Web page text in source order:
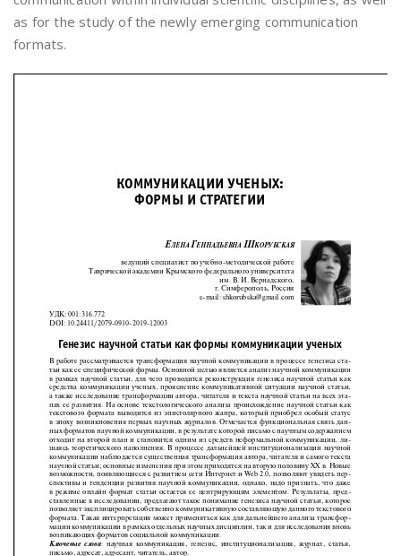
as for the study of the newly emerging communication
formats.